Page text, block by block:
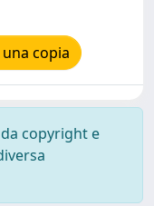
copia
copyright e